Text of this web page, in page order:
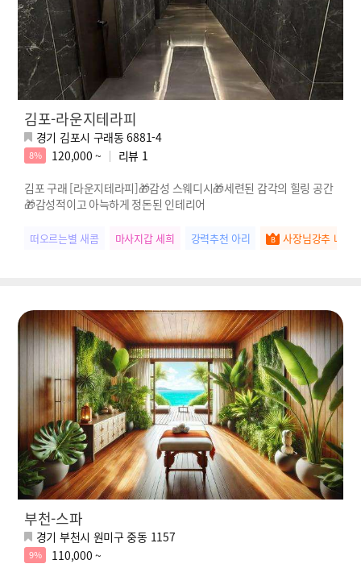
김포-라운지테라피
경기 김포시 구래동 6881-4
8% 120,000 ~ 리뷰 1
김포 구래 [라운지테라피]🎁감성 스웨디시🎁세련된 감각의 힐링 공간
🎁감성적이고 아늑하게 정돈된 인테리어
떠오르는별 새콤 마사지갑 세희 강력추천 아리 사장님강추 나은
부천-스파
경기 부천시 원미구 중동 1157
9%
110,000 ~